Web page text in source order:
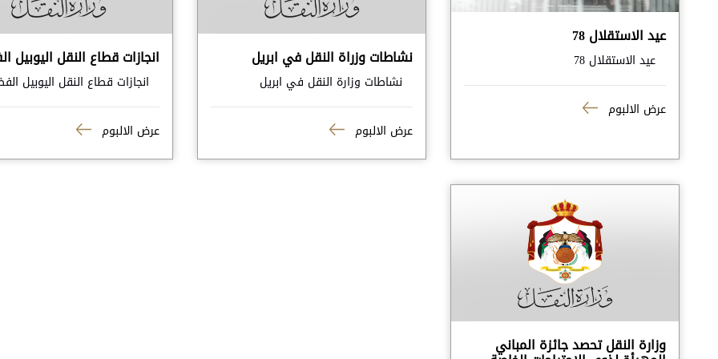
عيد الاستقلال 78
عيد الاستقلال 78
عرض الالبوم
نشاطات وزراة النقل في ابريل
نشاطات وزارة النقل في ابريل
عرض الالبوم
انجازات قطاع النقل اليوبيل
انجازات قطاع النقل اليوبيل
عرض الالبوم
وزارة النقل تحصد جائزة المباني